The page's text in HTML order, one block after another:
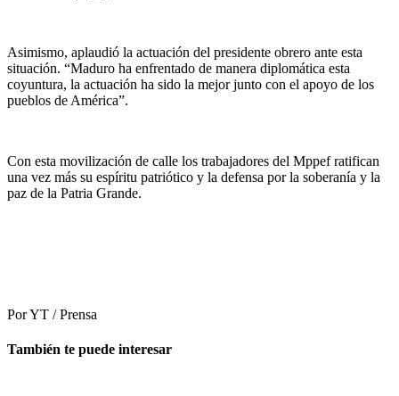
Asimismo, aplaudió la actuación del presidente obrero ante esta
situación. “Maduro ha enfrentado de manera diplomática esta
coyuntura, la actuación ha sido la mejor junto con el apoyo de los
pueblos de América”.
Con esta movilización de calle los trabajadores del Mppef ratifican
una vez más su espíritu patriótico y la defensa por la soberanía y la
paz de la Patria Grande.
Por YT / Prensa
También te puede interesar